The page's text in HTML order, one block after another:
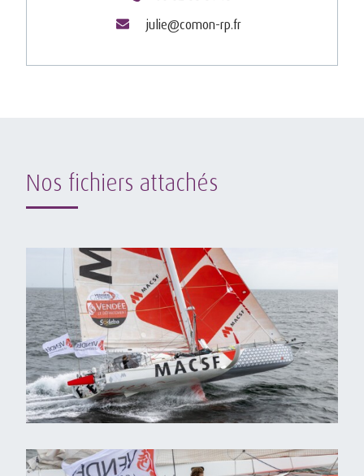
julie@comon-rp.fr
Nos fichiers attachés